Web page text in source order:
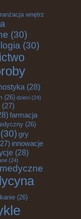
wnętrz
(30)
(30)
(28)
(26) dzieci (24)
(27)
farmacja
(26)
(30) gry
innowacje
(28)
(24)
(26)